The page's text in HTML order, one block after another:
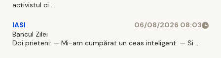
activistul ci ...
IASI
06/08/2026 08:03
Bancul Zilei
Doi prieteni: — Mi-am cumpărat un ceas inteligent. — Si ...